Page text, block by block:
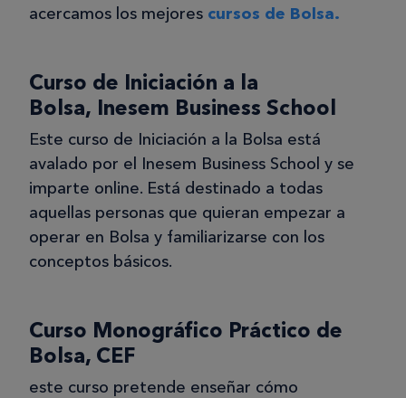
acercamos los mejores cursos de Bolsa.
Curso de Iniciación a la
Bolsa, Inesem Business School
Este curso de Iniciación a la Bolsa está
avalado por el Inesem Business School y se
imparte online. Está destinado a todas
aquellas personas que quieran empezar a
operar en Bolsa y familiarizarse con los
conceptos básicos.
Curso Monográfico Práctico de
Bolsa, CEF
este curso pretende enseñar cómo